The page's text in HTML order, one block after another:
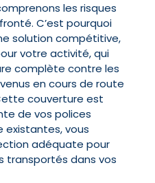
les risques
C’est pourquoi
solution compétitive,
votre activité, qui
complète contre les
en cours de route
couverture est
de vos polices
existantes, vous
adéquate pour
transportés dans vos